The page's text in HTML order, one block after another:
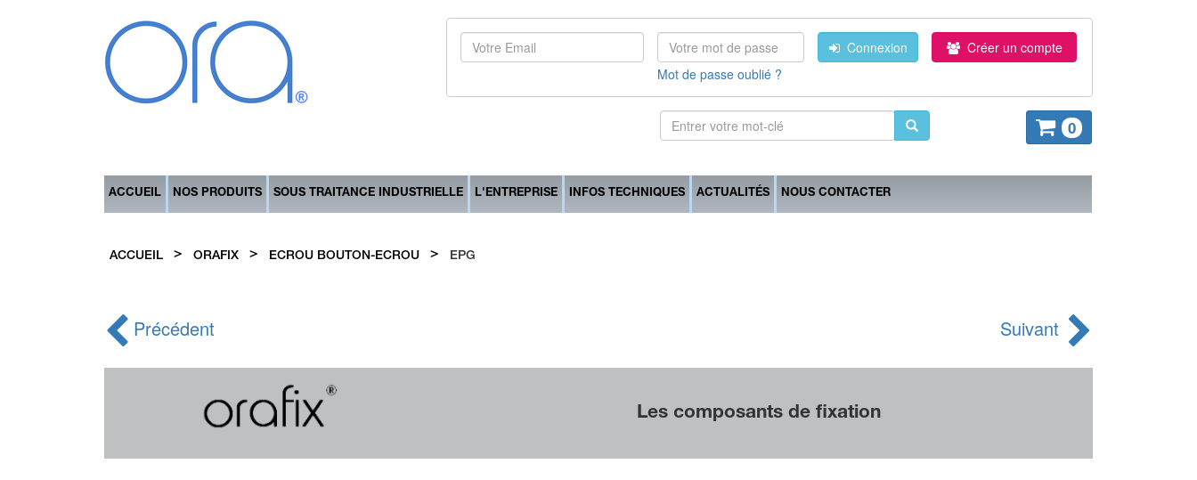
Mot de passe oublié ?
Connexion Créer un compte
0
ACCUEIL NOS PRODUITS SOUS TRAITANCE INDUSTRIELLE L'ENTREPRISE INFOS TECHNIQUES ACTUALITÉS NOUS CONTACTER
ACCUEIL > ORAFIX > ECROU BOUTON-ECROU > EPG
Précédent Suivant
Les composants de fixation